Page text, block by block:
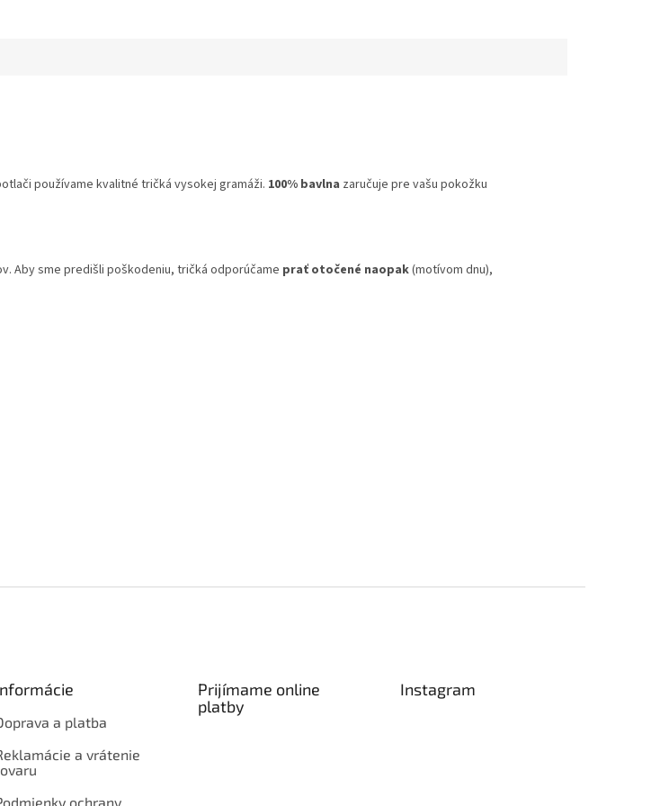
používame kvalitné tričká vysokej gramáži. 100% bavlna zaručuje pre vašu pokožku
Aby sme predišli poškodeniu, tričká odporúčame prať otočené naopak(motívom dnu),
a platba
a vrátenie
ochrany
Prijímame online
platby
Instagram